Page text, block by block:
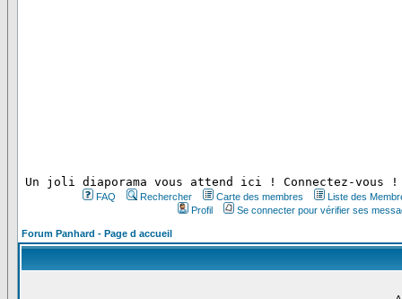
Un joli diaporama vous attend ici ! Connectez-vous !
FAQ Rechercher Carte des membres
Liste des
Profil
Se connecter pour vérifier ses
Forum Panhard - Page d accueil